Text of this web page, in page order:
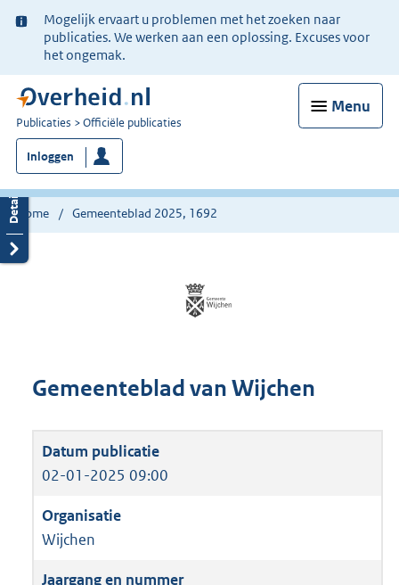
Ter
informatie:
Mogelijk ervaart u problemen met het zoeken naar
publicaties. We werken aan een oplossing. Excuses voor
het ongemak.
Menu
U
bent
nu
hier:
Publicaties Officiële publicaties
Inloggen
Home Gemeenteblad 2025, 1692
Gemeenteblad van Wijchen
02-01-2025 09:00
Wijchen